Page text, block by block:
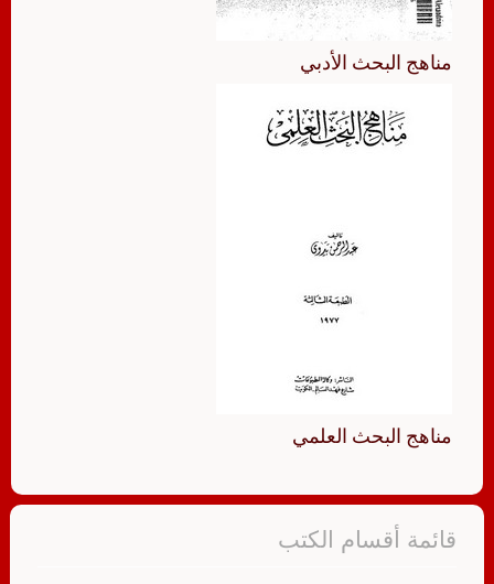
مناهج البحث الأدبي
مناهج البحث العلمي
قائمة أقسام الكتب